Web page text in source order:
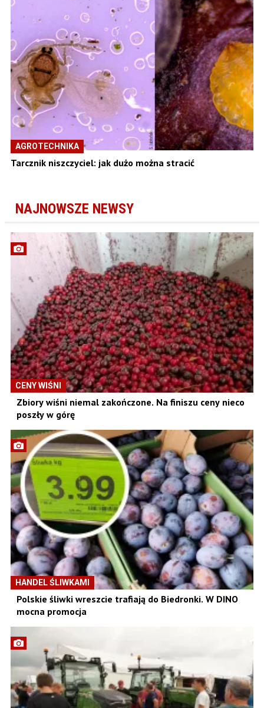
AGROTECHNIKA
Tarcznik niszczyciel: jak dużo można stracić
NAJNOWSZE NEWSY
CENY WIŚNI
Zbiory wiśni niemal zakończone. Na finiszu ceny nieco
poszły w górę
HANDEL ŚLIWKAMI
Polskie śliwki wreszcie trafiają do Biedronki. W DINO
mocna promocja